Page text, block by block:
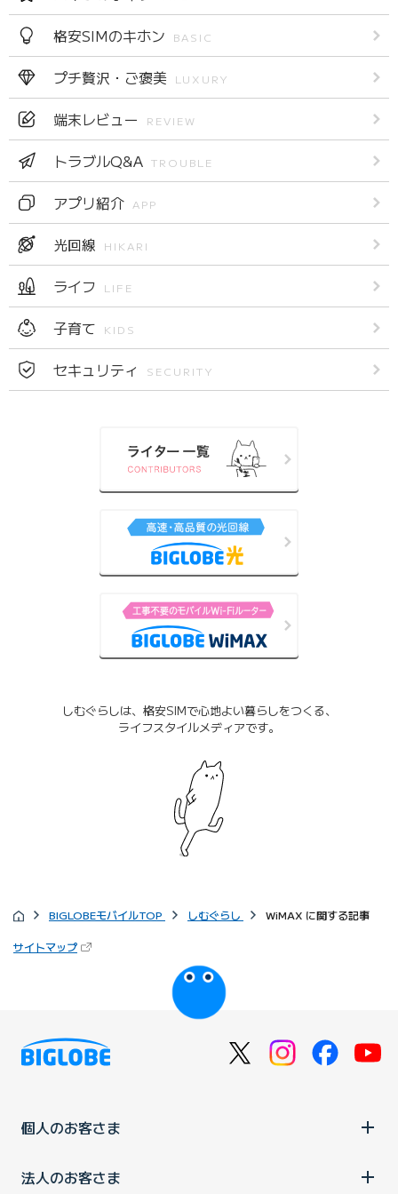
格安SIMのキホン BASIC
プチ贅沢・ご褒美 LUXURY
端末レビュー REVIEW
トラブルQ&A TROUBLE
アプリ紹介 APP
光回線 HIKARI
ライフ LIFE
子育て KIDS
セキュリティ SECURITY
しむぐらしは、格安SIMで心地よい暮らしをつくる、
ライフスタイルメディアです。
BIGLOBEモバイルTOP しむぐらし WiMAX に関する記事
サイトマップ
個人のお客さま
法人のお客さま